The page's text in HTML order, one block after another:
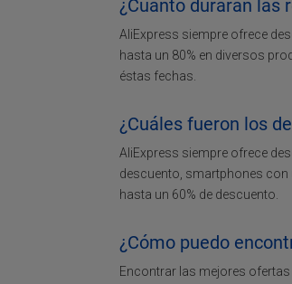
¿Cuánto durarán las
AliExpress siempre ofrece
hasta un 80% en diversos
éstas fechas.
¿Cuáles fueron los
AliExpress siempre ofrece
descuento, smartphones con
hasta un 60% de descuento.
¿Cómo puedo
Encontrar las mejores